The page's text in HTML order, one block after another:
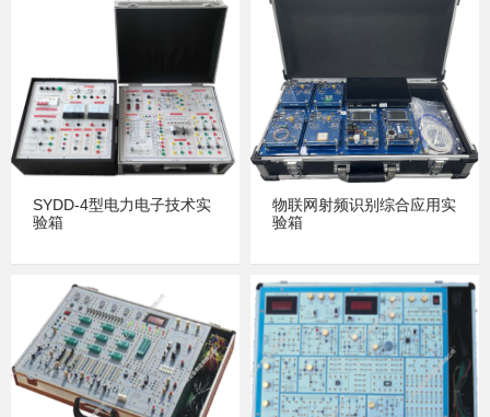
SYDD-4型电力电子技术实
验箱
物联网射频识别综合应用实
验箱